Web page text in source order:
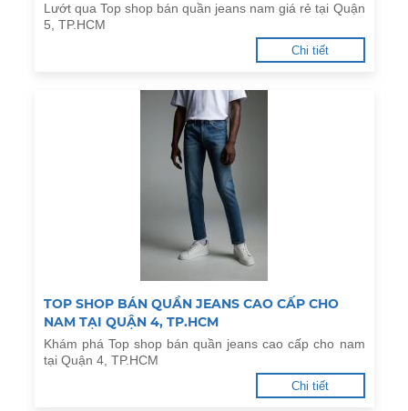
Lướt qua Top shop bán quần jeans nam giá rẻ tại Quận
5, TP.HCM
Chi tiết
TOP SHOP BÁN QUẦN JEANS CAO CẤP CHO
NAM TẠI QUẬN 4, TP.HCM
Khám phá Top shop bán quần jeans cao cấp cho nam
tại Quận 4, TP.HCM
Chi tiết